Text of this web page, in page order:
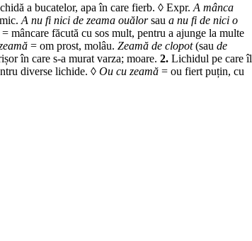
a bucatelor, apa în care fierb. ◊ Expr. A mânca
A nu fi nici de zeama ouălorsau a nu fi de nici o
= mâncare făcută cu sos mult, pentru a ajunge la multe
= om prost, molâu. Zeamă de clopot(sau de
în care s-a murat varza; moare. 2. Lichidul pe care îl
diverse lichide. ◊ Ou cu zeamă = ou fiert puțin, cu